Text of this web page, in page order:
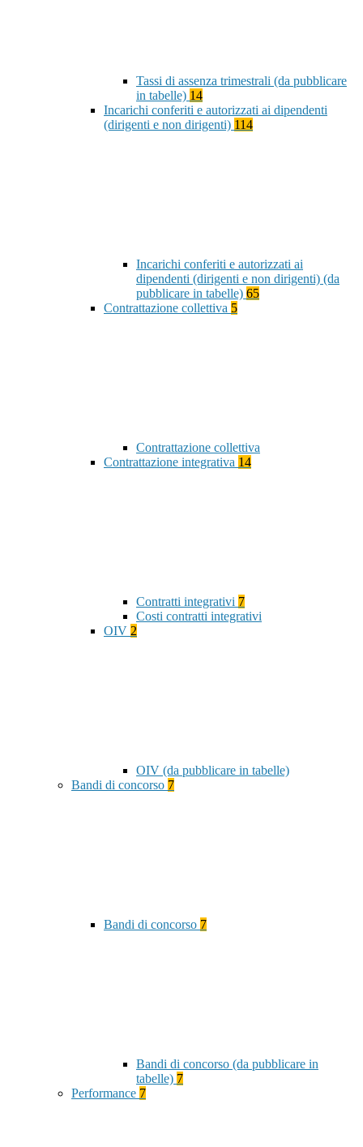
Tassi di assenza trimestrali (da pubblicare
in tabelle) 14
Incarichi conferiti e autorizzati ai dipendenti
(dirigenti e non dirigenti) 114
Incarichi conferiti e autorizzati ai
dipendenti (dirigenti e non dirigenti) (da
pubblicare in tabelle) 65
Contrattazione collettiva 5
Contrattazione collettiva
Contrattazione integrativa 14
Contratti integrativi 7
Costi contratti integrativi
OIV 2
OIV (da pubblicare in tabelle)
Bandi di concorso 7
Bandi di concorso 7
Bandi di concorso (da pubblicare in
tabelle) 7
Performance 7